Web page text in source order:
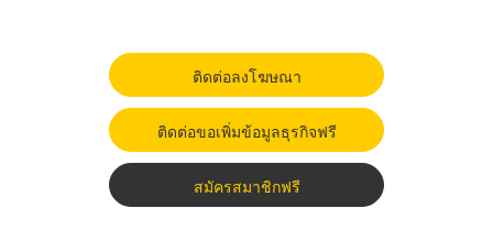
ติดต่อลงโฆษณา
ติดต่อขอเพิ่มข้อมูลธุรกิจฟรี
สมัครสมาชิกฟรี